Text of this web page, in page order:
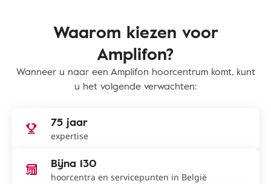
Waarom kiezen voor
Amplifon?
Wanneer u naar een Amplifon hoorcentrum komt, kunt
u het volgende verwachten:
75 jaar
expertise
Bijna 130
hoorcentra en servicepunten in België